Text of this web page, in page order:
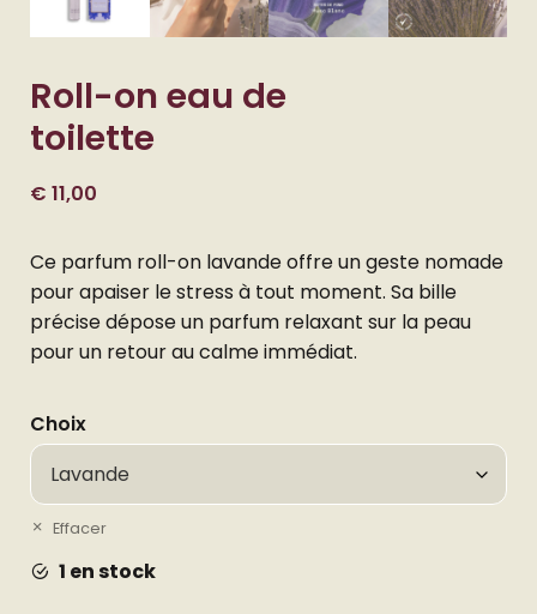
Roll-on eau de
toilette
€ 11,00
Ce parfum roll-on lavande offre un geste nomade
pour apaiser le stress à tout moment. Sa bille
précise dépose un parfum relaxant sur la peau
pour un retour au calme immédiat.
Choix
Effacer
1 en stock